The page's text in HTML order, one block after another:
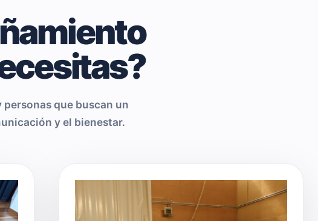
que buscan un
y el bienestar.